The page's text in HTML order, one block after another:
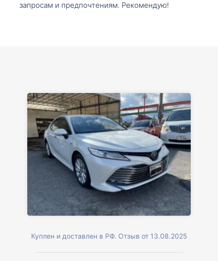
запросам и предпочтениям. Рекомендую!
Куплен и доставлен в РФ. Отзыв от 13.08.2025